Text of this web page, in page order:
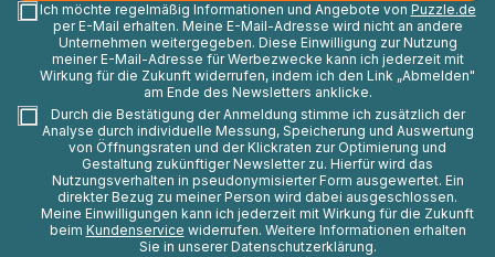
Ich möchte regelmäßig Informationen und Angebote von Puzzle.de
per E-Mail erhalten. Meine E-Mail-Adresse wird nicht an andere
Unternehmen weitergegeben. Diese Einwilligung zur Nutzung
meiner E-Mail-Adresse für Werbezwecke kann ich jederzeit mit
Wirkung für die Zukunft widerrufen, indem ich den Link „Abmelden"
am Ende des Newsletters anklicke.
Durch die Bestätigung der Anmeldung stimme ich zusätzlich der
Analyse durch individuelle Messung, Speicherung und Auswertung
von Öffnungsraten und der Klickraten zur Optimierung und
Gestaltung zukünftiger Newsletter zu. Hierfür wird das
Nutzungsverhalten in pseudonymisierter Form ausgewertet. Ein
direkter Bezug zu meiner Person wird dabei ausgeschlossen.
Meine Einwilligungen kann ich jederzeit mit Wirkung für die Zukunft
beim Kundenservice widerrufen. Weitere Informationen erhalten
Sie in unserer Datenschutzerklärung.